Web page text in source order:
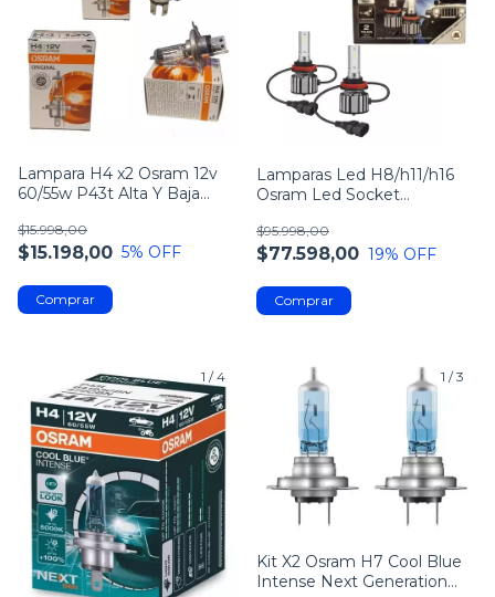
Lampara H4 x2 Osram 12v
60/55w P43t Alta Y Baja
$15.198,00
$15.998,00
5% OFF
Lamparas Led H8/h11/h16
Osram Led Socket
$77.598,00
$95.998,00
19% OFF
1 /4 1 /3
Kit X2 Osram H7 Cool Blue
Intense Next Generation